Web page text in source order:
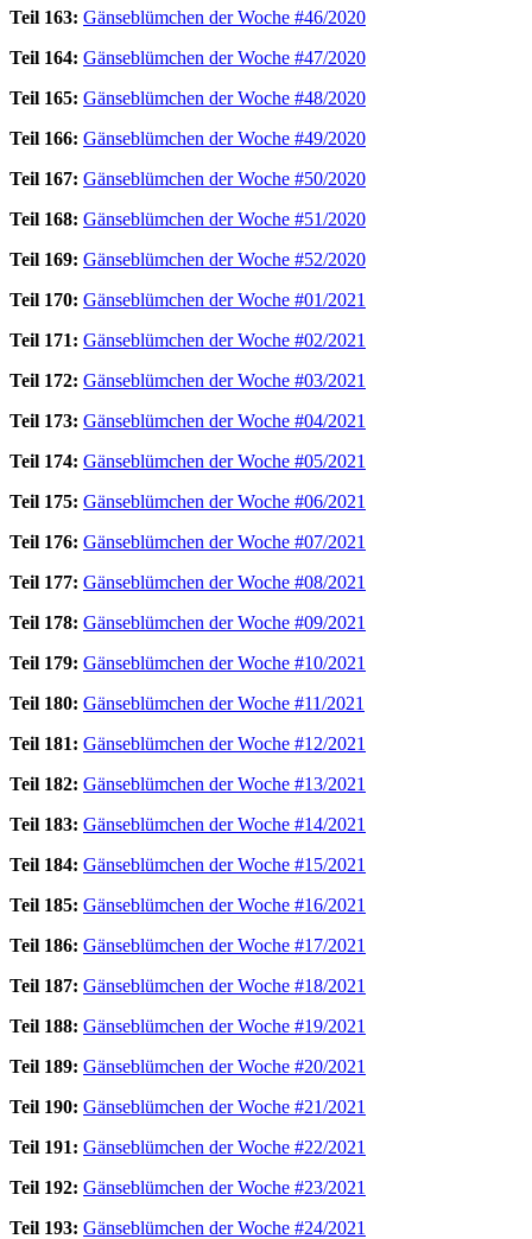
Teil 163: Gänseblümchen der Woche #46/2020
Teil 164: Gänseblümchen der Woche #47/2020
Teil 165: Gänseblümchen der Woche #48/2020
Teil 166: Gänseblümchen der Woche #49/2020
Teil 167: Gänseblümchen der Woche #50/2020
Teil 168: Gänseblümchen der Woche #51/2020
Teil 169: Gänseblümchen der Woche #52/2020
Teil 170: Gänseblümchen der Woche #01/2021
Teil 171: Gänseblümchen der Woche #02/2021
Teil 172: Gänseblümchen der Woche #03/2021
Teil 173: Gänseblümchen der Woche #04/2021
Teil 174: Gänseblümchen der Woche #05/2021
Teil 175: Gänseblümchen der Woche #06/2021
Teil 176: Gänseblümchen der Woche #07/2021
Teil 177: Gänseblümchen der Woche #08/2021
Teil 178: Gänseblümchen der Woche #09/2021
Teil 179: Gänseblümchen der Woche #10/2021
Teil 180: Gänseblümchen der Woche #11/2021
Teil 181: Gänseblümchen der Woche #12/2021
Teil 182: Gänseblümchen der Woche #13/2021
Teil 183: Gänseblümchen der Woche #14/2021
Teil 184: Gänseblümchen der Woche #15/2021
Teil 185: Gänseblümchen der Woche #16/2021
Teil 186: Gänseblümchen der Woche #17/2021
Teil 187: Gänseblümchen der Woche #18/2021
Teil 188: Gänseblümchen der Woche #19/2021
Teil 189: Gänseblümchen der Woche #20/2021
Teil 190: Gänseblümchen der Woche #21/2021
Teil 191: Gänseblümchen der Woche #22/2021
Teil 192: Gänseblümchen der Woche #23/2021
Teil 193: Gänseblümchen der Woche #24/2021